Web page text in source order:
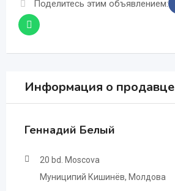
Поделитесь этим объявлением:
Информация о продавце
Геннадий Белый
20 bd. Moscova
Муниципий Кишинёв, Молдова